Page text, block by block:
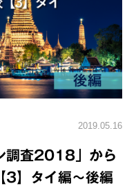
2019.05.16
調査2018」から
3】タイ編～後編